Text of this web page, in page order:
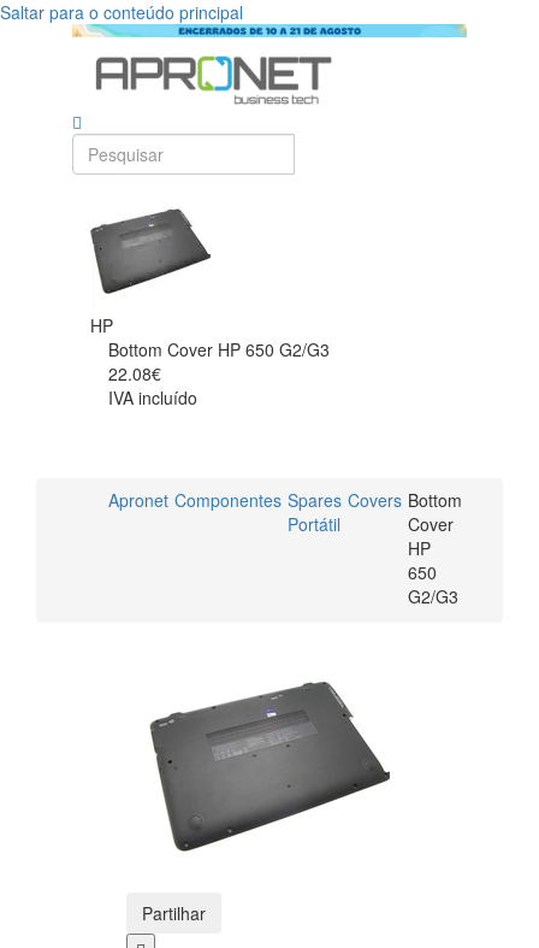
Saltar para o conteúdo principal
HP
Bottom Cover HP 650 G2/G3
22.08€
IVA incluído
Apronet Componentes Spares
Portátil
Covers Bottom
Cover
HP
650
G2/G3
Partilhar